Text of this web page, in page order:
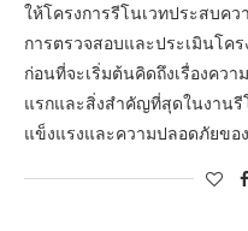
ให้โครงการรีโนเวทประสบค
การตรวจสอบและประเมินโค
ก่อนที่จะเริ่มต้นคิดถึงเรื่องคว
แรกและสิ่งสำคัญที่สุดในงานรี
แข็งแรงและความปลอดภัยขอ